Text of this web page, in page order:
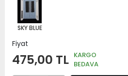
SKY BLUE
Fiyat
475,00 TL KARGO
BEDAVA